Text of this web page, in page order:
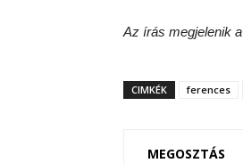
Az írás megjelenik a
CIMKÉK ferences
MEGOSZTÁS